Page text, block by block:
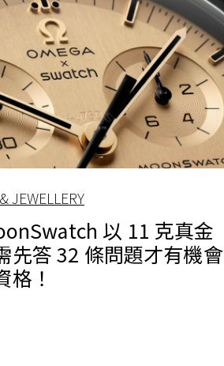
JEWELLERY
以 11 克真金
先答 32 條問題才有機會
格！